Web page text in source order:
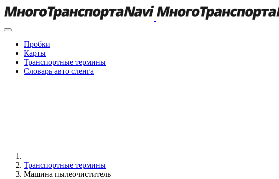
Пробки
Карты
Транспортные термины
Словарь авто сленга
Транспортные термины
Машина пылеочиститель